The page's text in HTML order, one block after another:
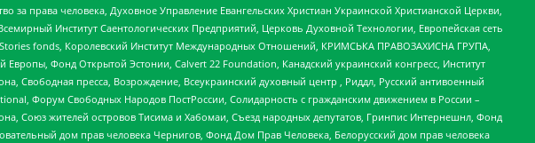
права человека, Духовное Управление Евангельских Христиан Украинской Христианской Церкви,
Институт Саентологических Предприятий, Церковь Духовной Технологии, Европейская сеть
fonds, Королевский Институт Международных Отношений, КРИМСЬКА ПРАВОЗАХИСНА ГРУПА,
Фонд Открытой Эстонии, Calvert 22 Foundation, Канадский украинский конгресс, Институт
пресса, Возрождение, Всеукраинский духовный центр , Риддл, Русский антивоенный
Форум Свободных Народов ПостРоссии, Солидарность с гражданским движением в России –
Союз жителей островов Тисима и Хабомаи, Съезд народных депутатов, Гринпис Интернешнл, Фонд
дом прав человека Чернигов, Фонд Дом Прав Человека, Белорусский дом прав человека